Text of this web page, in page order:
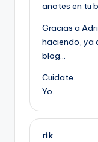
anotes en tu
Gracias a
haciendo, ya
blog…
Cuidate…
Yo.
rik